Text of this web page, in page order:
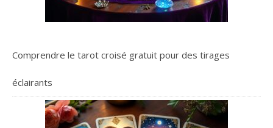
Comprendre le tarot croisé gratuit pour des tirages
éclairants